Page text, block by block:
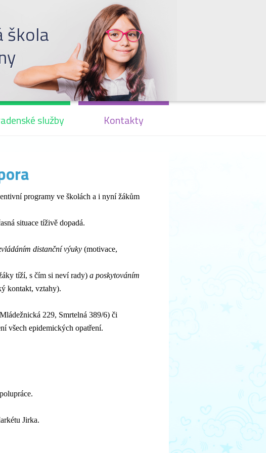
škola
služby Kontakty
programy ve školách a i nyní žákům
situace tíživě dopadá.
distanční výuky (motivace,
tíží, s čím si neví rady) a poskytováním
kontakt, vztahy).
229, Smrtelná 389/6) či
všech epidemických opatření.
Jirka.